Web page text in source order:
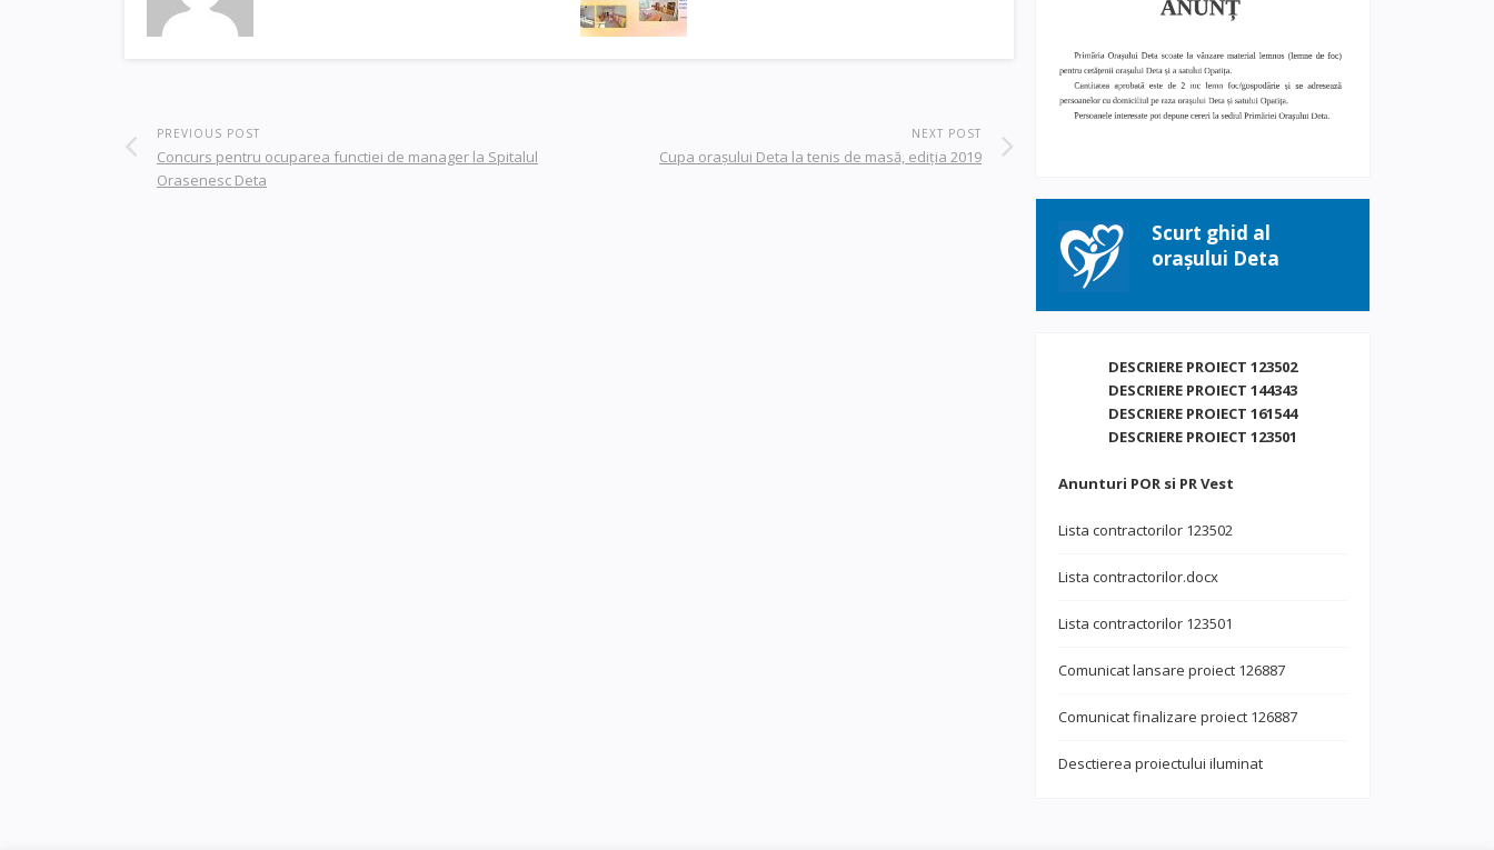
PREVIOUS POST
Concurs pentru ocuparea functiei de manager la Spitalul
Orasenesc Deta
NEXT POST
Cupa orașului Deta la tenis de masă, ediția 2019
Scurt ghid al
orașului Deta
DESCRIERE PROIECT 123502
DESCRIERE PROIECT 144343
DESCRIERE PROIECT 161544
DESCRIERE PROIECT 123501
Anunturi POR si PR Vest
Lista contractorilor 123502
Lista contractorilor.docx
Lista contractorilor 123501
Comunicat lansare proiect 126887
Comunicat finalizare proiect 126887
Desctierea proiectului iluminat